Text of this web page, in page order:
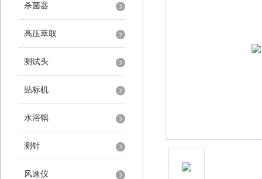
杀菌器
高压萃取
测试头
贴标机
水浴锅
测针
风速仪